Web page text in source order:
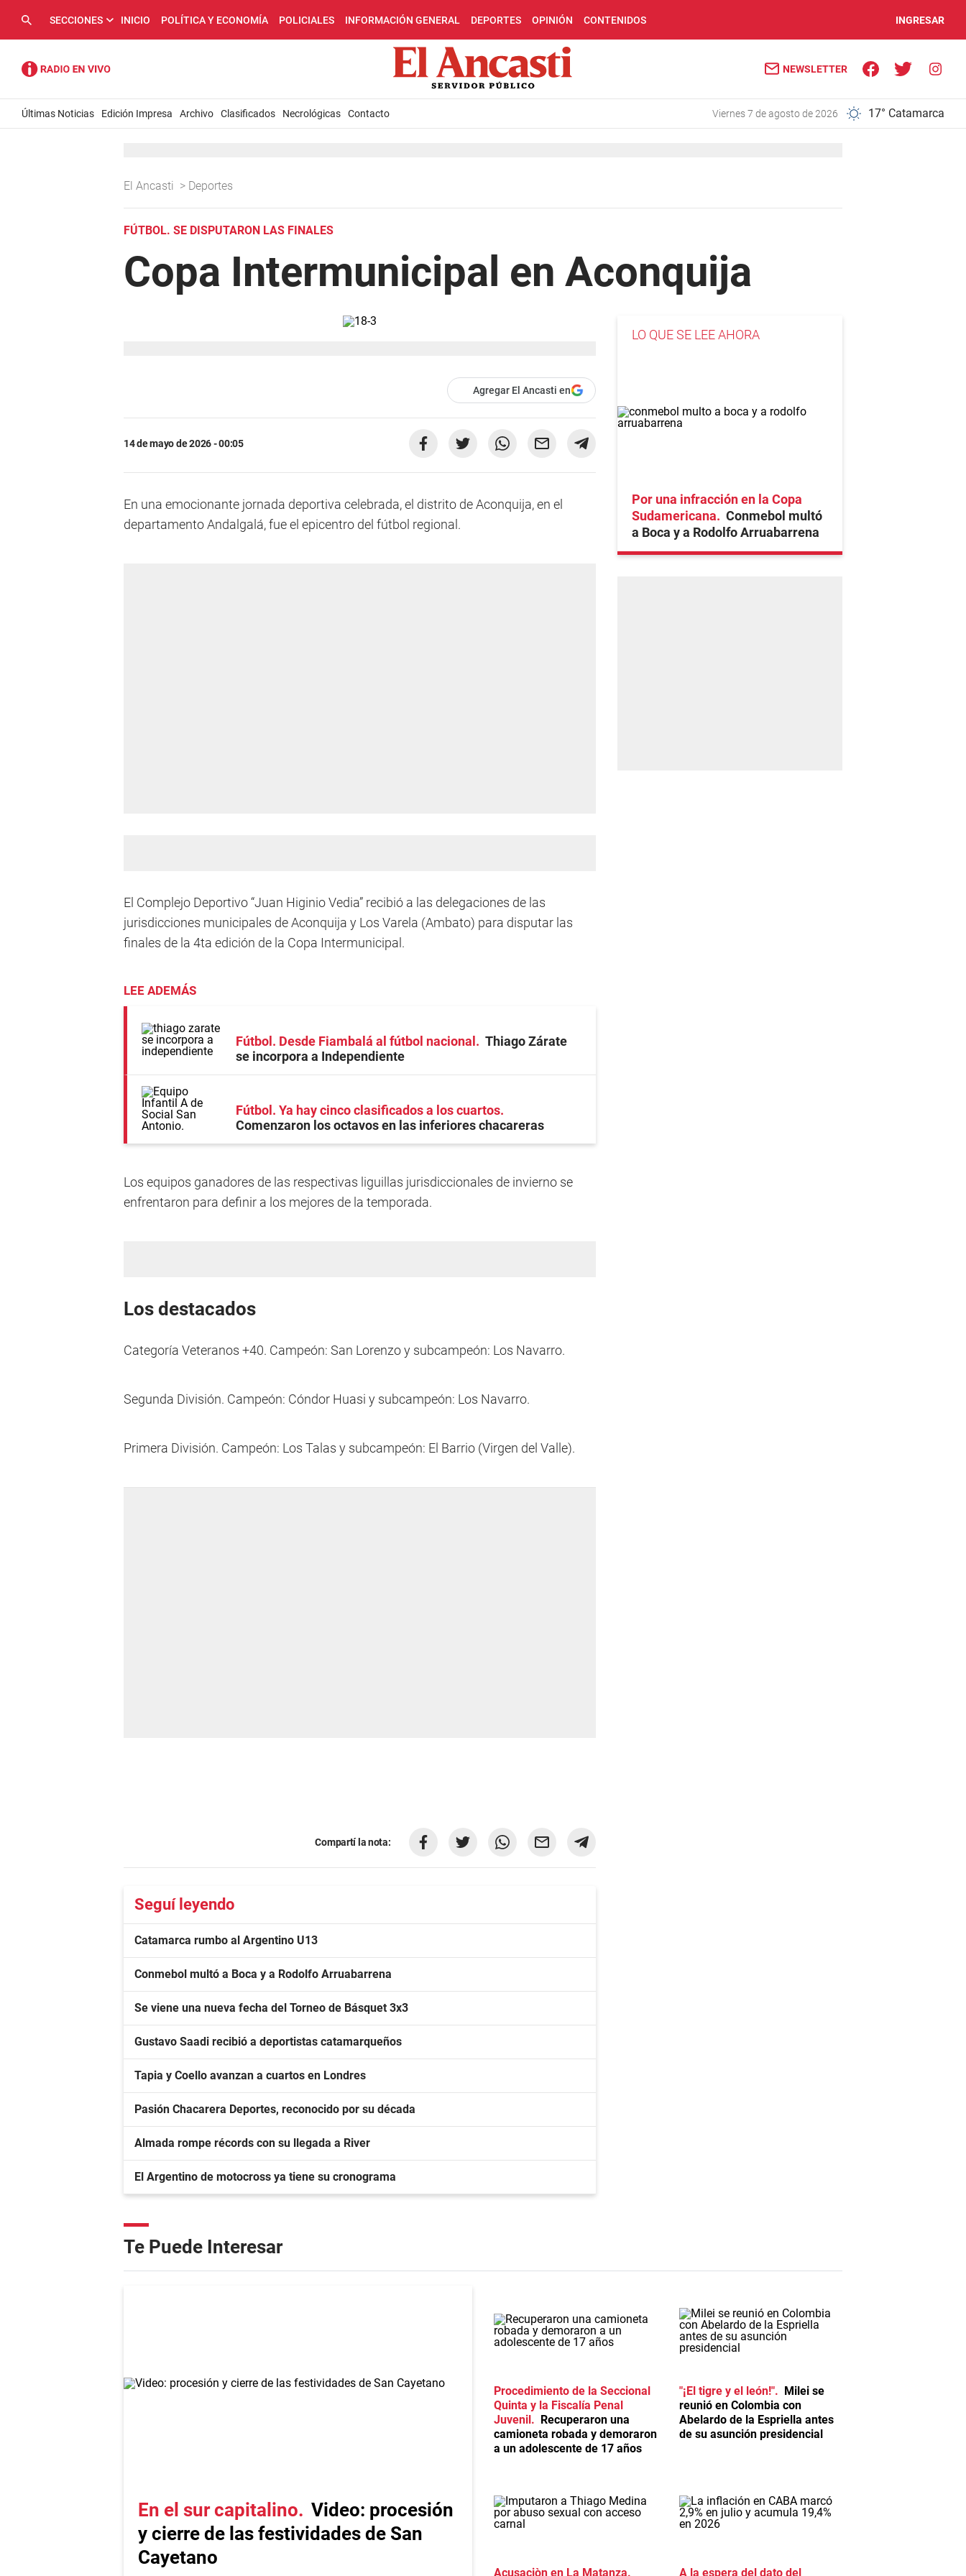
SECCIONES INICIO POLÍTICA Y ECONOMÍA POLICIALES INFORMACIÓN GENERAL DEPORTES OPINIÓN CONTENIDOS INGRESAR
NEWSLETTER
Últimas Noticias Edición Impresa Archivo Clasificados Necrológicas Contacto viernes 7 de agosto de 2026 17° Catamarca
El Ancasti > Deportes
FÚTBOL. SE DISPUTARON LAS FINALES
Copa Intermunicipal en Aconquija
Agregar El Ancasti en
14 de mayo de 2026 - 00:05
En una emocionante jornada deportiva celebrada, el distrito de Aconquija, en el
departamento Andalgalá, fue el epicentro del fútbol regional.
El Complejo Deportivo “Juan Higinio Vedia” recibió a las delegaciones de las
jurisdicciones municipales de Aconquija y Los Varela (Ambato) para disputar las
finales de la 4ta edición de la Copa Intermunicipal.
LEE ADEMÁS
Fútbol. Desde Fiambalá al fútbol nacional
Thiago Zárate
se incorpora a Independiente
Fútbol. Ya hay cinco clasificados a los cuartos
Comenzaron los octavos en las inferiores chacareras
Los equipos ganadores de las respectivas liguillas jurisdiccionales de invierno se
enfrentaron para definir a los mejores de la temporada.
Los destacados
Categoría Veteranos +40. Campeón: San Lorenzo y subcampeón: Los Navarro.
Segunda División. Campeón: Cóndor Huasi y subcampeón: Los Navarro.
Primera División. Campeón: Los Talas y subcampeón: El Barrio (Virgen del Valle).
Compartí la nota:
Seguí leyendo
Catamarca rumbo al Argentino U13
Conmebol multó a Boca y a Rodolfo Arruabarrena
Se viene una nueva fecha del Torneo de Básquet 3x3
Gustavo Saadi recibió a deportistas catamarqueños
Tapia y Coello avanzan a cuartos en Londres
Pasión Chacarera Deportes, reconocido por su década
Almada rompe récords con su llegada a River
El Argentino de motocross ya tiene su cronograma
LO QUE SE LEE AHORA
Por una infracción en la Copa
Sudamericana
Conmebol multó
a Boca y a Rodolfo Arruabarrena
Te Puede Interesar
En el sur capitalino
Video: procesión
y cierre de las festividades de San
Cayetano
Procedimiento de la Seccional
Quinta y la Fiscalía Penal
Juvenil
Recuperaron una
camioneta robada y demoraron
a un adolescente de 17 años
"¡El tigre y el león!"
Milei se
reunió en Colombia con
Abelardo de la Espriella antes
de su asunción presidencial
Acusaciòn en La Matanza A la espera del dato del